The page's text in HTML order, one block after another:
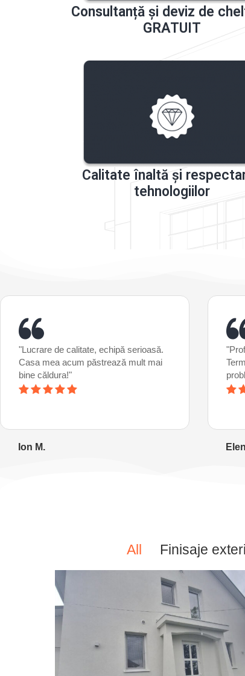
Consultanță și deviz de
GRATUIT
Calitate înaltă și
tehnologiilor
"Lucrare de calitate, echipă serioasă.
Casa mea acum păstrează mult mai
bine căldura!"
Ion M.
All Finisaje